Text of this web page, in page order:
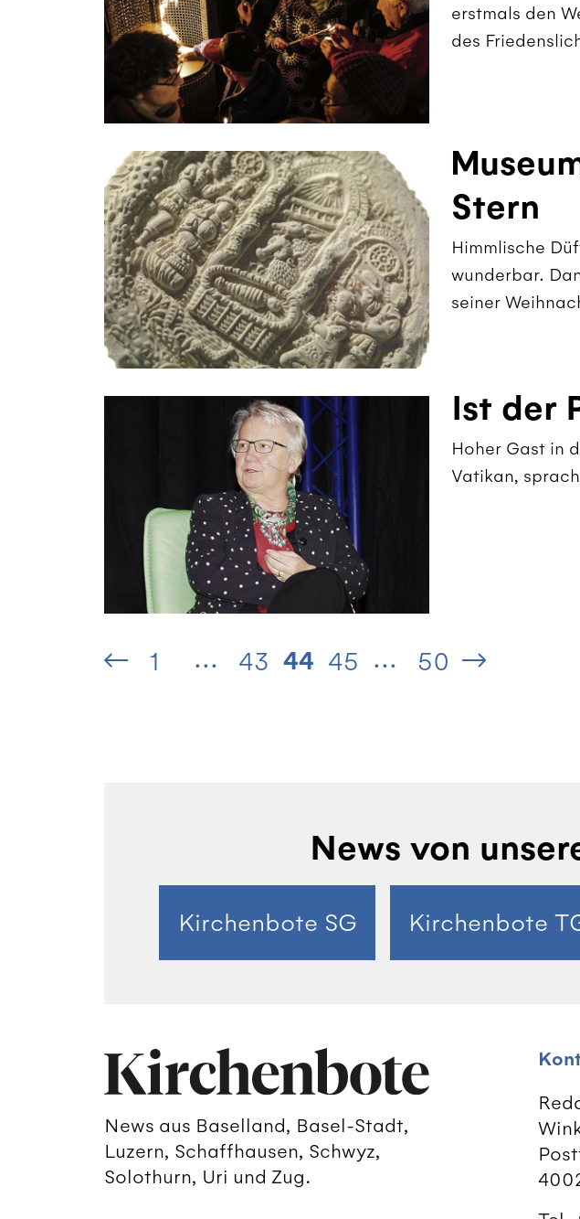
erstmals den
des
Stern
Himmlische
wunderbar.
seiner
Ist der
Hoher Gast in
Vatikan,
1 ... 43 44 45 ... 50
News von
Kirchenbote SG Kirchenbote
News aus Baselland, Basel-Stadt,
Luzern, Schaffhausen, Schwyz,
Solothurn, Uri und Zug.